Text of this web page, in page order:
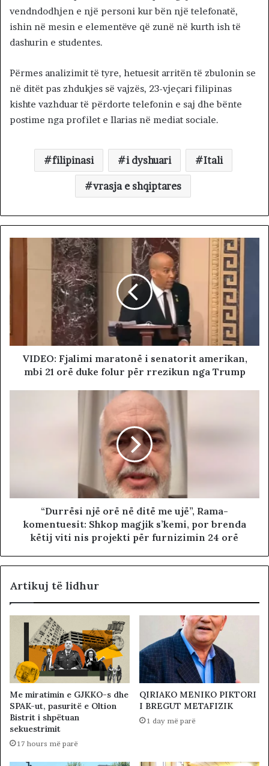
vendndodhjen e një personi kur bën një telefonatë,
ishin në mesin e elementëve që zunë në kurth ish të
dashurin e studentes.
Përmes analizimit të tyre, hetuesit arritën të zbulonin se
në ditët pas zhdukjes së vajzës, 23-vjeçari filipinas
kishte vazhduar të përdorte telefonin e saj dhe bënte
postime nga profilet e Ilarias në mediat sociale.
filipinasi i dyshuari Itali
vrasja e shqiptares
VIDEO: Fjalimi maratonë i senatorit amerikan,
mbi 21 orë duke folur për rrezikun nga Trump
“Durrësi një orë në ditë me ujë”, Rama-
komentuesit: Shkop magjik s’kemi, por brenda
këtij viti nis projekti për furnizimin 24 orë
Artikuj të lidhur
Me miratimin e GJKKO-s dhe
SPAK-ut, pasuritë e Oltion
Bistrit i shpëtuan
sekuestrimit
17 hours më parë
QIRIAKO MENIKO PIKTORI
I BREGUT METAFIZIK
1 day më parë